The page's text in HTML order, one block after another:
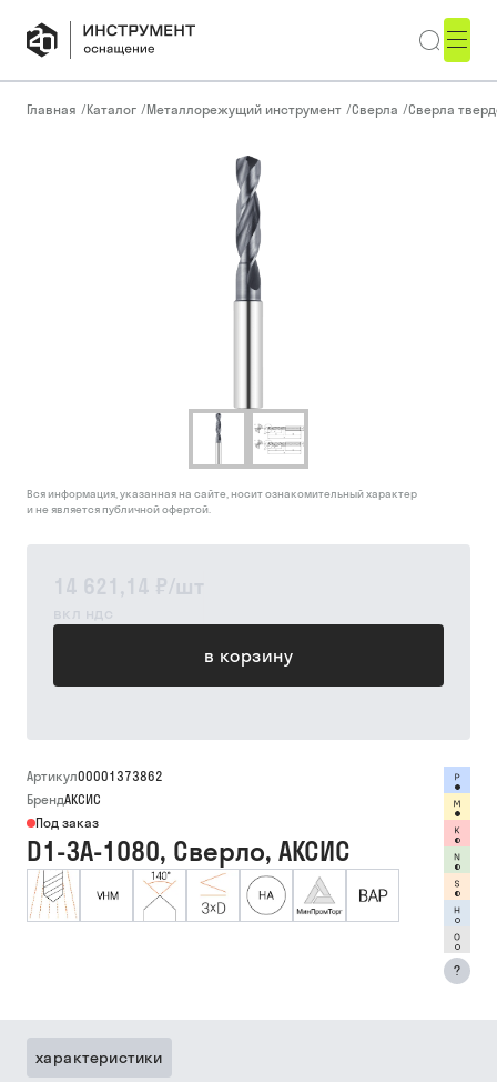
Главная /Каталог /Металлорежущий инструмент /Сверла /Сверла
14 621,14 ₽/шт
вкл ндс
в корзину
Вся информация, указанная на сайте, носит ознакомительный характер
и не является публичной офертой.
Артикул00001373862
БрендАКСИС
Под заказ
D1-3A-1080, Сверло, АКСИС
?
характеристики